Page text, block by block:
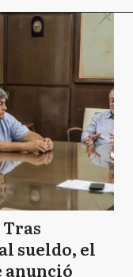
Tras
sueldo, el
anunció